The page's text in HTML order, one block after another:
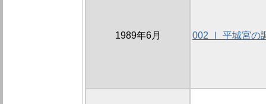
1989年6月 002 Ⅰ 平城宮の